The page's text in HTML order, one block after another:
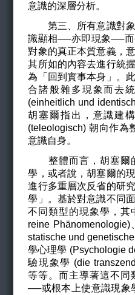
意識的深層分析。
第三、所有意識對
識顯相──亦即現象──
對象的真正本質意義，
其所如的內容去進行統
為「回到實事本身」。
合諸般雜多現象而去
(einheitlich und
胡塞爾指出，意識建
(teleologisch) 朝向作
意識自身。
整體而言，胡塞爾
學，或者說，胡塞爾的
進行多重層次反省的研
學」。基於對意識不同
不同類型的現象學，其
reine
statische und
學心理學 (Psychologie
驗現象學 (die
等等。而主導著這不同
──或根本上使意識現象